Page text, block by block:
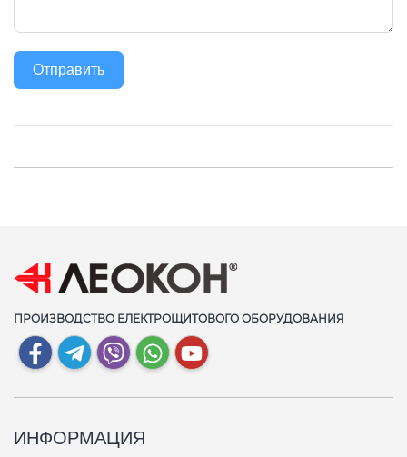
Отправить
ПРОИЗВОДСТВО ЕЛЕКТРОЩИТОВОГО ОБОРУДОВАНИЯ
ИНФОРМАЦИЯ